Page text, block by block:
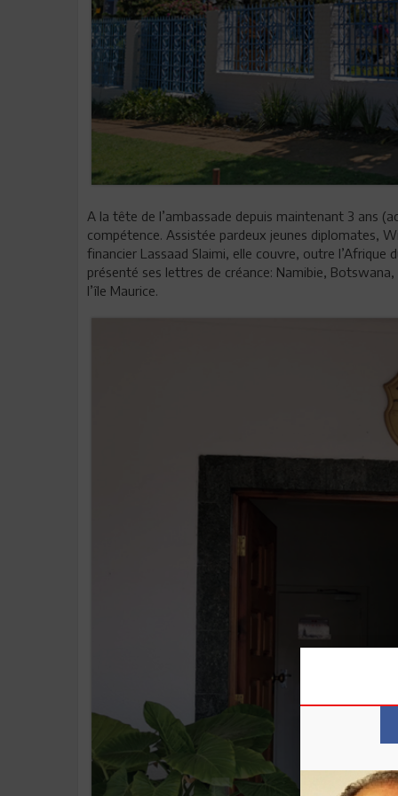
A la tête de l’ambassade depuis maintenant 3 ans
compétence. Assistée pardeux jeunes diplomates,
financier Lassaad Slaimi, elle couvre, outre l’Afrique
présenté ses lettres de créance: Namibie,
l’île Maurice.